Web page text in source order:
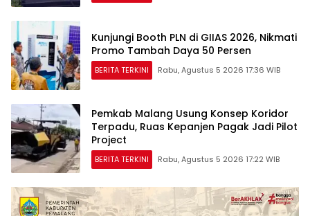
Kunjungi Booth PLN di GIIAS 2026, Nikmati
Promo Tambah Daya 50 Persen
BERITA TERKINI Rabu, Agustus 5 2026 17:36 WIB
Pemkab Malang Usung Konsep Koridor
Terpadu, Ruas Kepanjen Pagak Jadi Pilot
Project
BERITA TERKINI Rabu, Agustus 5 2026 17:22 WIB